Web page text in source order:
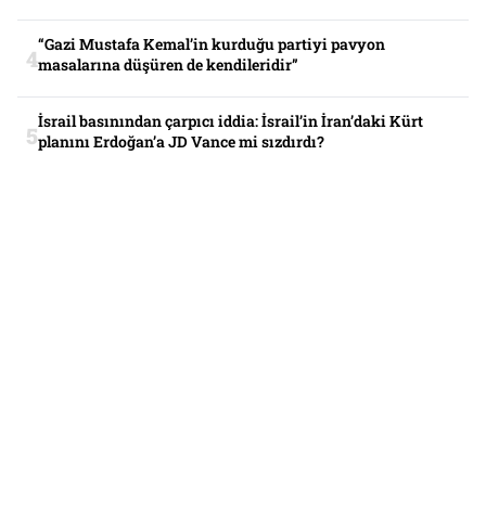
“Gazi Mustafa Kemal’in kurduğu partiyi pavyon
masalarına düşüren de kendileridir”
İsrail basınından çarpıcı iddia: İsrail’in İran’daki Kürt
planını Erdoğan’a JD Vance mi sızdırdı?